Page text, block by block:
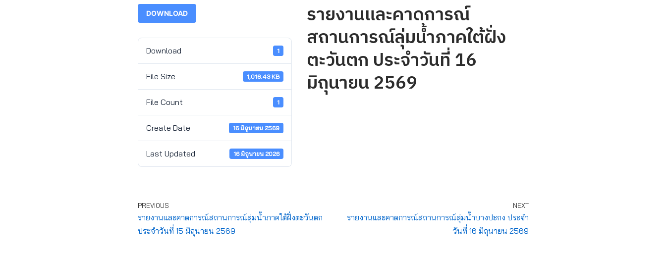
DOWNLOAD
Download 1
File Size 1,016.43 KB
File Count 1
Create Date 16 มิถุนายน 2569
Last Updated 16 มิถุนายน 2026
รายงานและคาดการณ์
สถานการณ์ลุ่มน้ำภาคใต้ฝั่ง
ตะวันตก ประจำวันที่ 16
มิถุนายน 2569
PREVIOUS
รายงานและคาดการณ์สถานการณ์ลุ่มน้ำภาคใต้ฝั่งตะวันตก
ประจำวันที่ 15 มิถุนายน 2569
NEXT
รายงานและคาดการณ์สถานการณ์ลุ่มน้ำบางปะกง ประจำ
วันที่ 16 มิถุนายน 2569